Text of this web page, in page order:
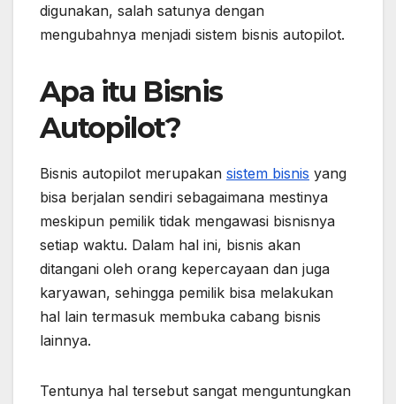
digunakan, salah satunya dengan
mengubahnya menjadi sistem bisnis autopilot.
Apa itu Bisnis
Autopilot?
Bisnis autopilot merupakan sistem bisnis yang
bisa berjalan sendiri sebagaimana mestinya
meskipun pemilik tidak mengawasi bisnisnya
setiap waktu. Dalam hal ini, bisnis akan
ditangani oleh orang kepercayaan dan juga
karyawan, sehingga pemilik bisa melakukan
hal lain termasuk membuka cabang bisnis
lainnya.
Tentunya hal tersebut sangat menguntungkan